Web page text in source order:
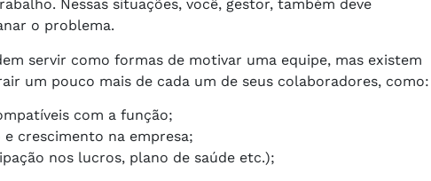
Nessas situações, você, gestor, também deve
o problema.
servir como formas de motivar uma equipe, mas existem
um pouco mais de cada um de seus colaboradores, como:
com a função;
e crescimento na empresa;
nos lucros, plano de saúde etc.);